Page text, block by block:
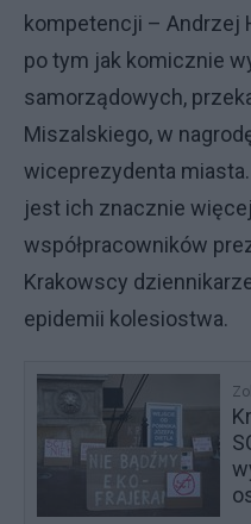
kompetencji – Andrzej
po tym jak komicznie
samorządowych,
Miszalskiego, w
wiceprezydenta miasta.
jest ich znacznie
współpracowników
Krakowscy
epidemii kolesiostwa.